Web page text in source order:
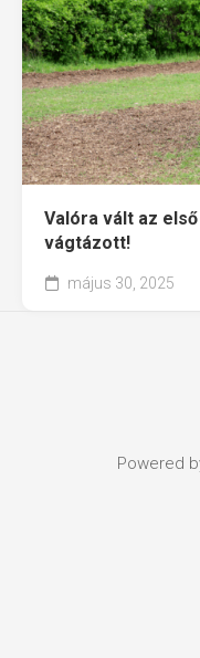
Valóra vált az
vágtázott!
május 30, 2025
Powered